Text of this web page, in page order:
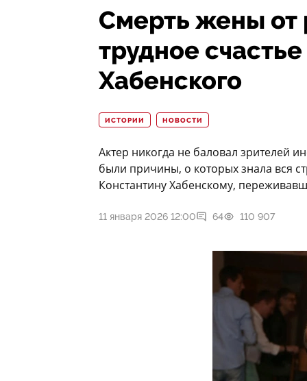
Смерть жены от
трудное
Хабенского
ИСТОРИИ НОВОСТИ
Актер никогда не баловал зрителей
были причины, о которых знала вся
Константину Хабенскому,
11 января 2026 12:00 64 110 907